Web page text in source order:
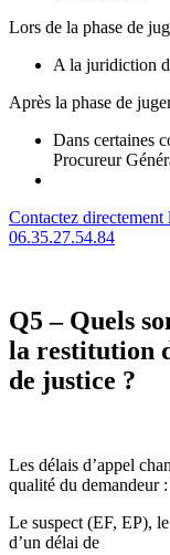
Lors de la phase de
A la juridiction
Après la phase de
Dans certaines
Procureur
Contactez directement
06.35.27.54.84
Q5 – Quels
la restitution
de justice ?
Les délais d’appel
qualité du demandeur :
Le suspect (EF, EP),
d’un délai de